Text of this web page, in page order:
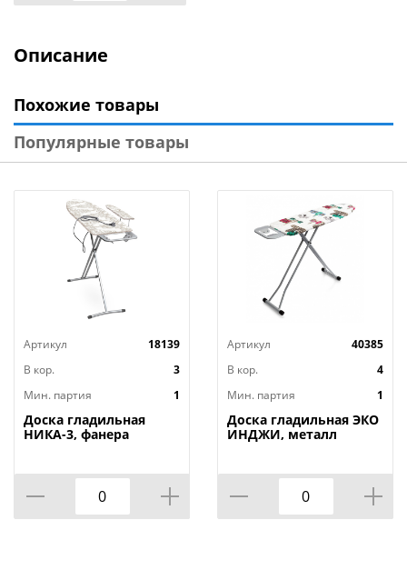
Описание
Похожие товары
Популярные товары
Артикул
18139
В кор.
3
Мин. партия
1
Доска гладильная
НИКА-3, фанера
Артикул
40385
В кор.
4
Мин. партия
1
Доска гладильная ЭКО
ИНДЖИ, металл